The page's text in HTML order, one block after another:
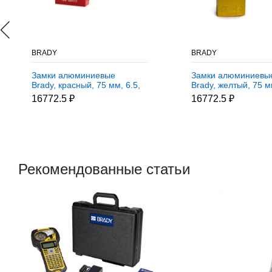
BRADY
Замки алюминиевые
Brady, красный, 75 мм, 6.5,
Алюминий, Устойчив к
высокой температуре, 2, 6
16772.5 ₽
BRADY
Замки
Brady, желтый, 75
Алюминий, Устойчив
высокой
16772.5 ₽
Рекомендованные статьи